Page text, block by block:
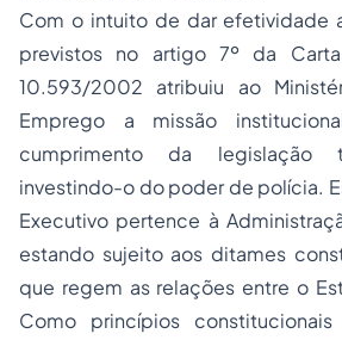
Com o intuito de dar efetividade
previstos no artigo 7º da
10.593/2002 atribuiu ao
Emprego a missão
cumprimento da legislação
investindo-o do poder de polícia.
Executivo pertence à
estando sujeito aos ditames
que regem as relações entre o
Como princípios